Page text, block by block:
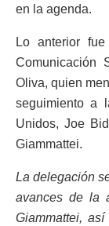
en la agenda.
Lo anterior
Comunicación
Oliva, quien
seguimiento a
Unidos, Joe
Giammattei.
La delegación
avances de la
Giammattei,